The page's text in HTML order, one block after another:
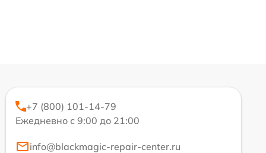
+7 (800) 101-14-79
Ежедневно с 9:00 до 21:00
info@blackmagic-repair-center.ru